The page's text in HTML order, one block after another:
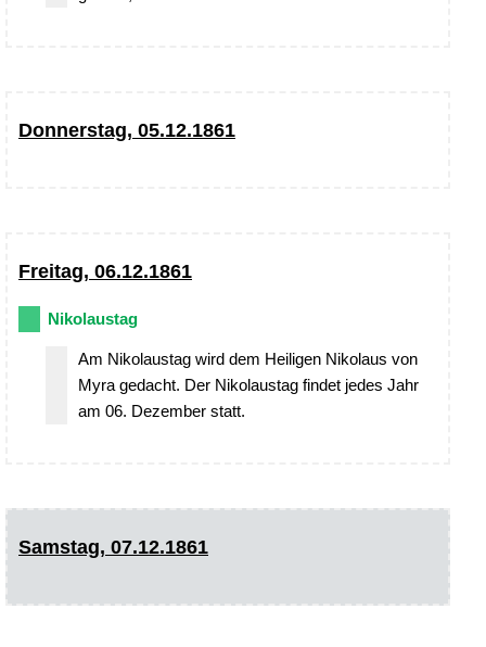
Donnerstag, 05.12.1861
Freitag, 06.12.1861
Nikolaustag
Am Nikolaustag wird dem Heiligen Nikolaus von
Myra gedacht. Der Nikolaustag findet jedes Jahr
am 06. Dezember statt.
Samstag, 07.12.1861